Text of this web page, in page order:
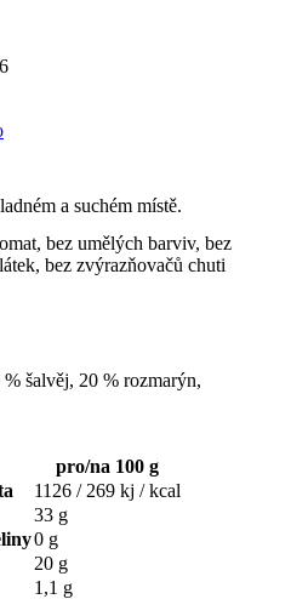
a suchém místě.
bez umělých barviv, bez
bez zvýrazňovačů chuti
šalvěj, 20 % rozmarýn,
pro/na 100 g
1126 / 269 kj / kcal
33 g
0 g
20 g
1,1 g